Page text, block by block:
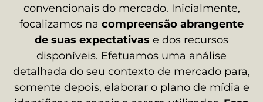
convencionais do mercado. Inicialmente,
focalizamos na compreensão abrangente
de suas expectativas e dos recursos
disponíveis. Efetuamos uma análise
detalhada do seu contexto de mercado para,
somente depois, elaborar o plano de mídia e